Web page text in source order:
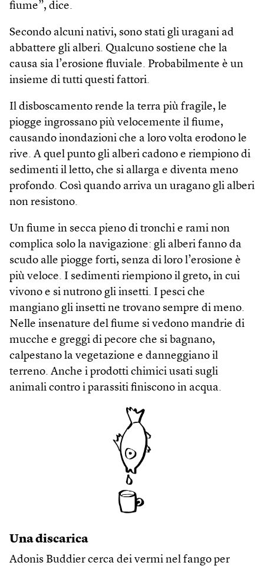
fiume”, dice.
Secondo alcuni nativi, sono stati gli uragani ad
abbattere gli alberi. Qualcuno sostiene che la
causa sia l’erosione fluviale. Probabilmente è un
insieme di tutti questi fattori.
Il disboscamento rende la terra più fragile, le
piogge ingrossano più velocemente il fiume,
causando inondazioni che a loro volta erodono le
rive. A quel punto gli alberi cadono e riempiono di
sedimenti il letto, che si allarga e diventa meno
profondo. Così quando arriva un uragano gli alberi
non resistono.
Un fiume in secca pieno di tronchi e rami non
complica solo la navigazione: gli alberi fanno da
scudo alle piogge forti, senza di loro l’erosione è
più veloce. I sedimenti riempiono il greto, in cui
vivono e si nutrono gli insetti. I pesci che
mangiano gli insetti ne trovano sempre di meno.
Nelle insenature del fiume si vedono mandrie di
mucche e greggi di pecore che si bagnano,
calpestano la vegetazione e danneggiano il
terreno. Anche i prodotti chimici usati sugli
animali contro i parassiti finiscono in acqua.
Una discarica
Adonis Buddier cerca dei vermi nel fango per